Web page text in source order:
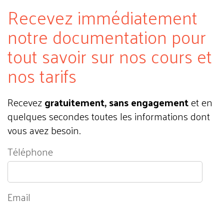
Recevez immédiatement
notre documentation pour
tout savoir sur nos cours et
nos tarifs
Recevezgratuitement, sans engagementet en
quelques secondes toutes les informations dont
vous avez besoin.
Téléphone
Email